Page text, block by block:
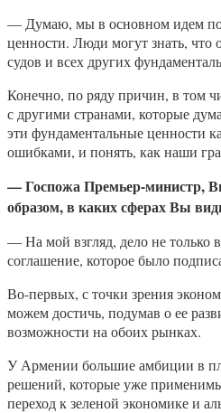
— Думаю, мы в основном идем по
ценности. Люди могут знать, что
судов и всех других
Конечно, по ряду причин, в том
с другими странами, которые
эти фундаментальные ценности
ошибками, и понять, как наши
— Госпожа Премьер-министр,
образом, в каких сферах Вы
— На мой взгляд, дело не только
соглашение, которое было
Во-первых, с точки зрения
можем достичь, подумав о ее
возможности на обоих рынках.
У Армении большие амбиции в
решений, которые уже применимы
переход к зеленой экономике и